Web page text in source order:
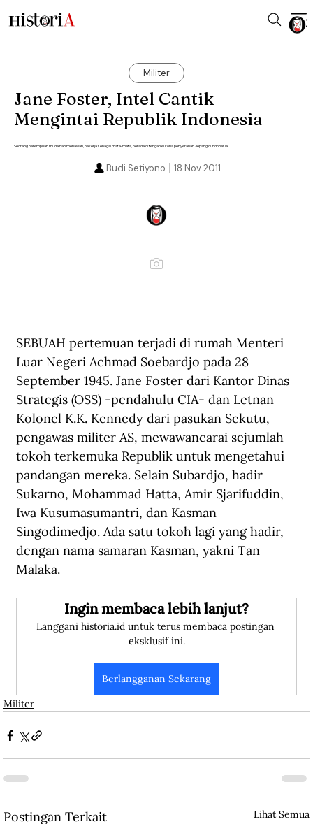
Militer
Jane Foster, Intel Cantik
Mengintai Republik Indonesia
Seorang perempuan muda nan menawan, bekerja sebagai mata-mata, berada di tengah euforia penyerahan Jepang di Indonesia.
18 Nov 2011
Budi Setiyono
SEBUAH pertemuan terjadi di rumah Menteri
Luar Negeri Achmad Soebardjo pada 28
September 1945. Jane Foster dari Kantor Dinas
Strategis (OSS) -pendahulu CIA- dan Letnan
Kolonel K.K. Kennedy dari pasukan Sekutu,
pengawas militer AS, mewawancarai sejumlah
tokoh terkemuka Republik untuk mengetahui
pandangan mereka. Selain Subardjo, hadir
Sukarno, Mohammad Hatta, Amir Sjarifuddin,
Iwa Kusumasumantri, dan Kasman
Singodimedjo. Ada satu tokoh lagi yang hadir,
dengan nama samaran Kasman, yakni Tan
Malaka.
Ingin membaca lebih lanjut?
Langgani historia.id untuk terus membaca postingan
eksklusif ini.
Berlangganan Sekarang
Militer
Postingan Terkait Lihat Semua